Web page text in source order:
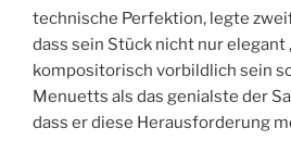
technische Perfektion, legte
dass sein Stück nicht nur elegant
kompositorisch vorbildlich sein
Menuetts als das genialste der
dass er diese Herausforderung